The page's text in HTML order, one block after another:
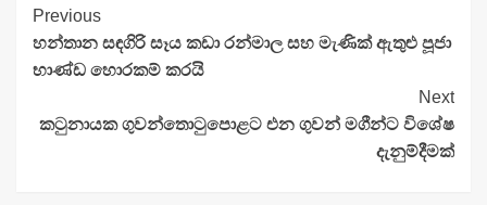
Continue
Reading
Previous
හන්තාන සඳගිරි සෑය කඩා රන්මාල සහ මැණික් ඇතුළු පූජා
භාණ්ඩ හොරකම් කරයි
Next
කටුනායක ගුවන්තොටුපොළට එන ගුවන් මගීන්ට විශේෂ
දැනුම්දීමක්